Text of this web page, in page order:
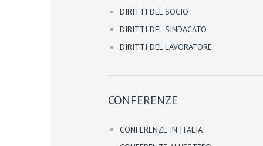
DIRITTI DEL SOCIO
DIRITTI DEL SINDACATO
DIRITTI DEL LAVORATORE
CONFERENZE
CONFERENZE IN ITALIA